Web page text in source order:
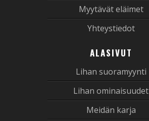
Myytävät eläimet
Yhteystiedot
ALASIVUT
Lihan suoramyynti
Lihan ominaisuudet
Meidän karja